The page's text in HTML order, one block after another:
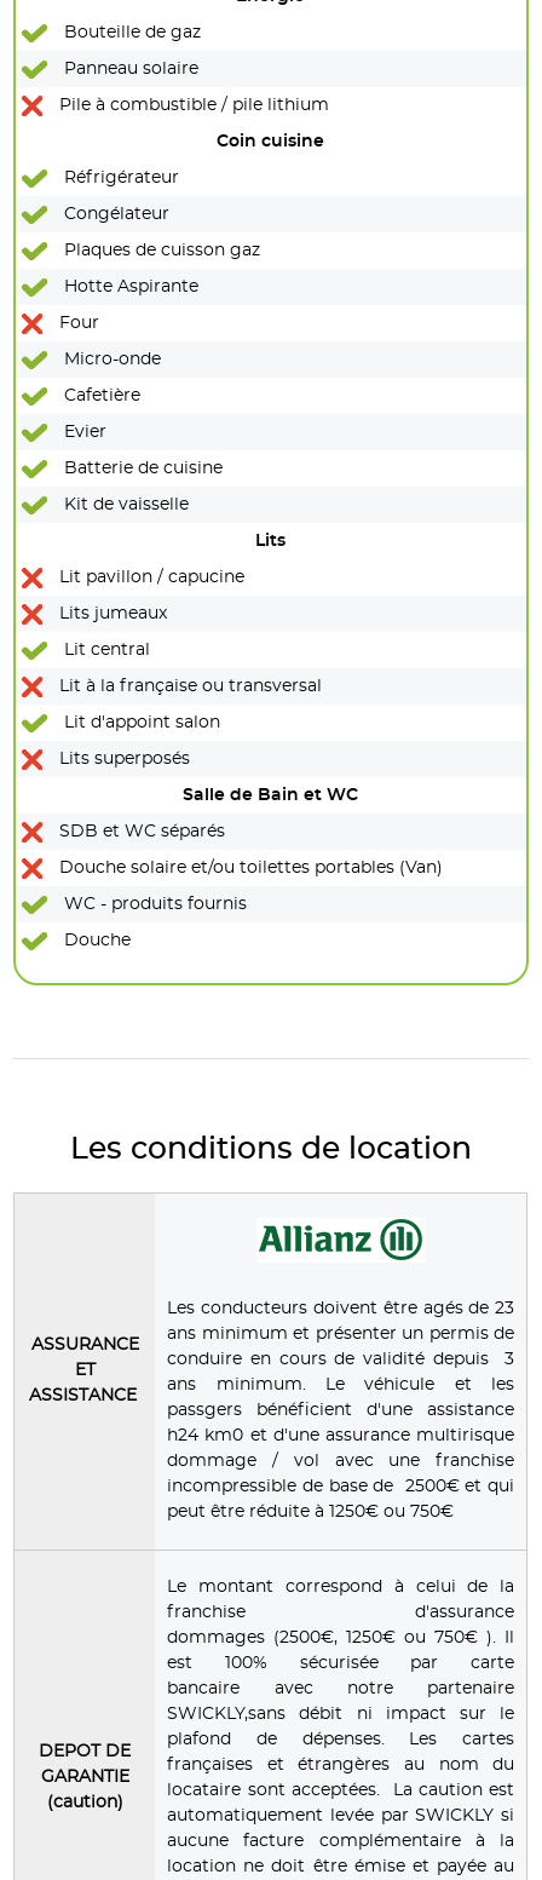
Bouteille de gaz
Panneau solaire
Pile à combustible / pile lithium
Coin cuisine
Réfrigérateur
Congélateur
Plaques de cuisson gaz
Hotte Aspirante
Four
Micro-onde
Cafetière
Evier
Batterie de cuisine
Kit de vaisselle
Lits
Lit pavillon / capucine
Lits jumeaux
Lit central
Lit à la française ou transversal
Lit d'appoint salon
Lits superposés
Salle de Bain et WC
SDB et WC séparés
Douche solaire et/ou toilettes portables (Van)
WC - produits fournis
Douche
Les conditions de location
ASSURANCE
ET
ASSISTANCE
Les conducteurs doivent être agés de 23
ans minimum et présenter un permis de
conduire en cours de validité depuis 3
ans minimum. Le véhicule et les
passgers bénéficient d'une assistance
h24 km0 et d'une assurance multirisque
dommage / vol avec une franchise
incompressible de base de 2500€ et qui
peut être réduite à 1250€ ou 750€
DEPOT DE
GARANTIE
(caution)
Le montant correspond à celui de la
franchise d'assurance
dommages (2500€, 1250€ ou 750€ ). Il
est 100% sécurisée par carte
bancaire avec notre partenaire
SWICKLY,sans débit ni impact sur le
plafond de dépenses. Les cartes
françaises et étrangères au nom du
locataire sont acceptées. La caution est
automatiquement levée par SWICKLY si
aucune facture complémentaire à la
location ne doit être émise et payée au